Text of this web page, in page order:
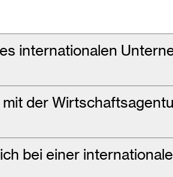
internationalen
der
bei einer